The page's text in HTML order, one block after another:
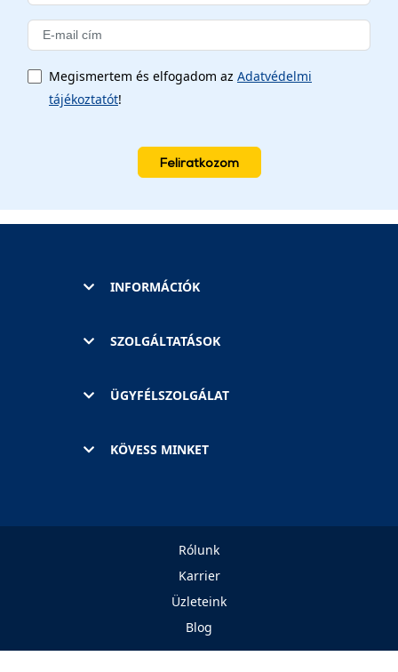
Megismertem és elfogadom az Adatvédelmi
tájékoztatót!
Feliratkozom
INFORMÁCIÓK
SZOLGÁLTATÁSOK
ÜGYFÉLSZOLGÁLAT
KÖVESS MINKET
Rólunk
Karrier
Üzleteink
Blog